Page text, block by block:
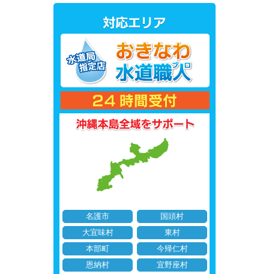
名護市
国頭村
大宜味村
東村
本部町
今帰仁村
恩納村
宜野座村